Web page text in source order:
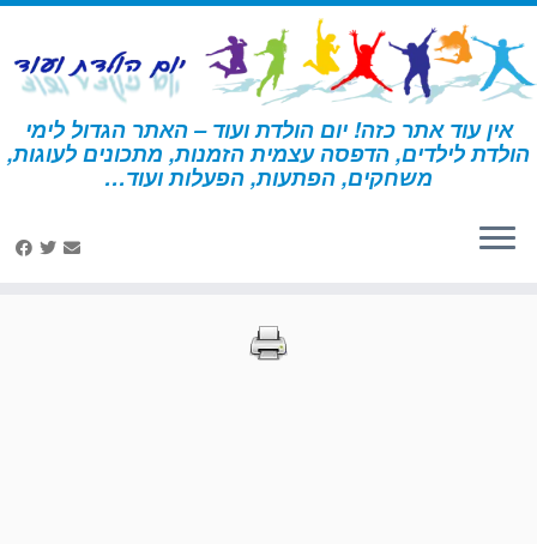
דלג
לתוכן
אין עוד אתר כזה! יום הולדת ועוד – האתר הגדול לימי
הולדת לילדים, הדפסה עצמית הזמנות, מתכונים לעוגות,
משחקים, הפתעות, הפעלות ועוד… דף הבית » הדפסות – אוהבי חתולים » עמוד 47
הדפסות – אוהבי חתולים